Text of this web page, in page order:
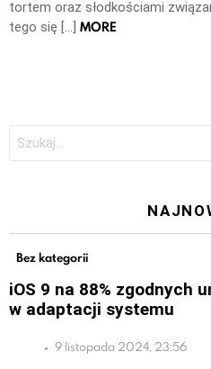
tortem oraz słodkościami
tego się […] MORE
Szukaj:
Bez kategorii
iOS 9 na 88% zgodnych
w adaptacji systemu
9 listopada 2024, 23:56